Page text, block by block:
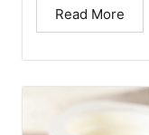
Read More